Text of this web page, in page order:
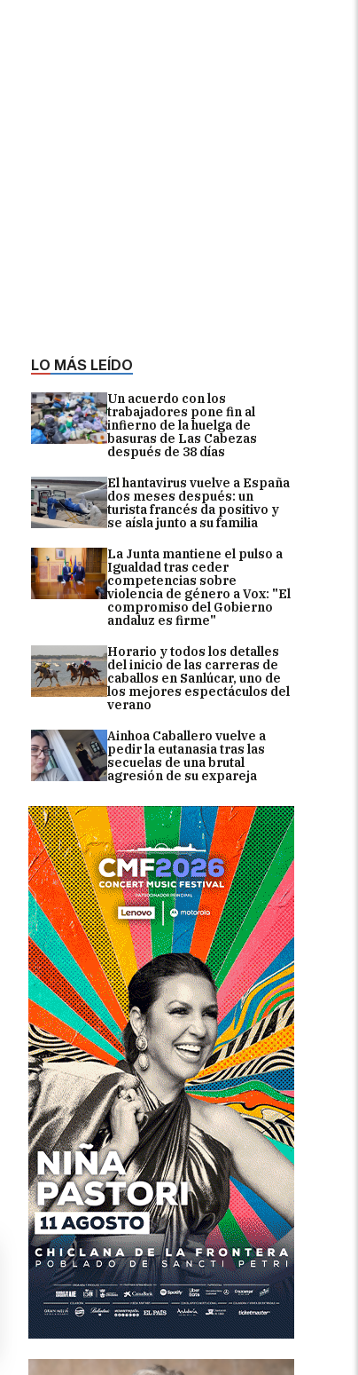
LO MÁS LEÍDO
Un acuerdo con los
trabajadores pone fin al
infierno de la huelga de
basuras de Las Cabezas
después de 38 días
El hantavirus vuelve a España
dos meses después: un
turista francés da positivo y
se aísla junto a su familia
La Junta mantiene el pulso a
Igualdad tras ceder
competencias sobre
violencia de género a Vox: "El
compromiso del Gobierno
andaluz es firme"
Horario y todos los detalles
del inicio de las carreras de
caballos en Sanlúcar, uno de
los mejores espectáculos del
verano
Ainhoa Caballero vuelve a
pedir la eutanasia tras las
secuelas de una brutal
agresión de su expareja